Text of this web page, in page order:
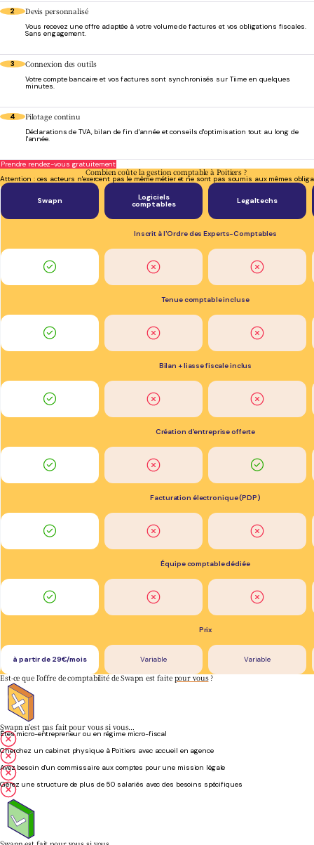
2 Devis personnalisé
Vous recevez une offre adaptée à votre volume de factures et vos obligations fiscales.
Sans engagement.
3 Connexion des outils
Votre compte bancaire et vos factures sont synchronisés sur Tiime en quelques
minutes.
4 Pilotage continu
Déclarations de TVA, bilan de fin d'année et conseils d'optimisation tout au long de
l'année.
Prendre rendez-vous gratuitement
Combien coûte la gestion comptable à Poitiers ?
Attention : ces acteurs n'exercent pas le même métier et ne sont pas soumis aux mêmes
Swapn Logiciels
comptables Legaltechs
Inscrit à l'Ordre des Experts-Comptables
Tenue comptable incluse
Bilan + liasse fiscale inclus
Création d'entreprise offerte
Facturation électronique (PDP)
Équipe comptable dédiée
Prix
à partir de 29€/mois Variable Variable
Est-ce que l'offre de comptabilité de Swapn est faitepour vous?
Swapn n'est pas fait pour vous si vous…
Êtes micro-entrepreneur ou en régime micro-fiscal
Cherchez un cabinet physique à Poitiers avec accueil en agence
Avez besoin d'un commissaire aux comptes pour une mission légale
Gérez une structure de plus de 50 salariés avec des besoins spécifiques